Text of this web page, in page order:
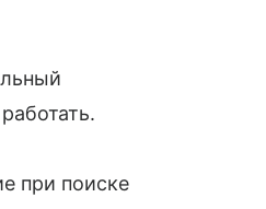
при поиске